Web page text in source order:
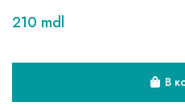
210 mdl
В